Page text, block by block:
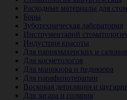
Расходные материалы для
Боры
Зуботехническая лаборатория
Инструментарий
Индустрия красоты
Для парикмахерских и
Для косметологов
Для маникюра и педикюра
Для парафинотерапии
Восковая депиляция и
Для загара и солярия